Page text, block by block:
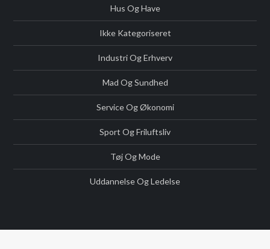
Hus Og Have
Ikke Kategoriseret
Industri Og Erhverv
Mad Og Sundhed
Service Og Økonomi
Sport Og Friluftsliv
Tøj Og Mode
Uddannelse Og Ledelse